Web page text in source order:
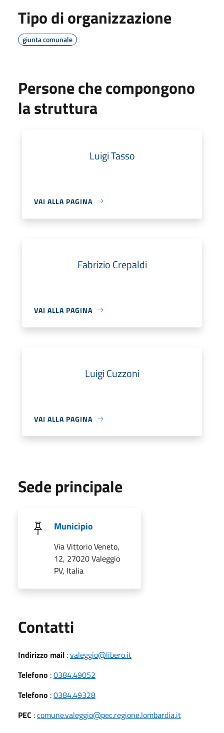
Tipo di organizzazione
giunta comunale
Persone che compongono
la struttura
Luigi Tasso
VAI ALLA PAGINA
Fabrizio Crepaldi
VAI ALLA PAGINA
Luigi Cuzzoni
VAI ALLA PAGINA
Sede principale
Municipio
Via Vittorio Veneto,
12, 27020 Valeggio
PV, Italia
Contatti
Indirizzo mail :valeggio@libero.it
Telefono :0384.49052
Telefono :0384.49328
PEC :comune.valeggio@pec.regione.lombardia.it